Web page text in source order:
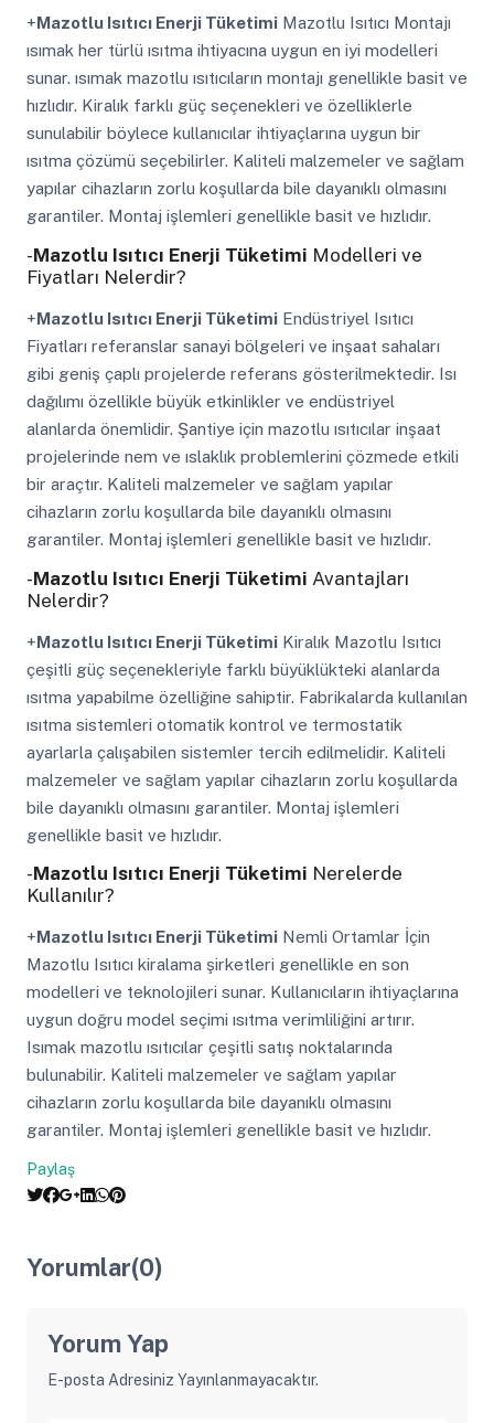
+Mazotlu Isıtıcı Enerji TüketimiMazotlu Isıtıcı Montajı
ısımak her türlü ısıtma ihtiyacına uygun en iyi modelleri
sunar. ısımak mazotlu ısıtıcıların montajı genellikle basit ve
hızlıdır. Kiralık farklı güç seçenekleri ve özelliklerle
sunulabilir böylece kullanıcılar ihtiyaçlarına uygun bir
ısıtma çözümü seçebilirler. Kaliteli malzemeler ve sağlam
yapılar cihazların zorlu koşullarda bile dayanıklı olmasını
garantiler. Montaj işlemleri genellikle basit ve hızlıdır.
-Mazotlu Isıtıcı Enerji Tüketimi Modelleri ve
Fiyatları Nelerdir?
+Mazotlu Isıtıcı Enerji TüketimiEndüstriyel Isıtıcı
Fiyatları referanslar sanayi bölgeleri ve inşaat sahaları
gibi geniş çaplı projelerde referans gösterilmektedir. Isı
dağılımı özellikle büyük etkinlikler ve endüstriyel
alanlarda önemlidir. Şantiye için mazotlu ısıtıcılar inşaat
projelerinde nem ve ıslaklık problemlerini çözmede etkili
bir araçtır. Kaliteli malzemeler ve sağlam yapılar
cihazların zorlu koşullarda bile dayanıklı olmasını
garantiler. Montaj işlemleri genellikle basit ve hızlıdır.
-Mazotlu Isıtıcı Enerji Tüketimi Avantajları
Nelerdir?
+Mazotlu Isıtıcı Enerji TüketimiKiralık Mazotlu Isıtıcı
çeşitli güç seçenekleriyle farklı büyüklükteki alanlarda
ısıtma yapabilme özelliğine sahiptir. Fabrikalarda kullanılan
ısıtma sistemleri otomatik kontrol ve termostatik
ayarlarla çalışabilen sistemler tercih edilmelidir. Kaliteli
malzemeler ve sağlam yapılar cihazların zorlu koşullarda
bile dayanıklı olmasını garantiler. Montaj işlemleri
genellikle basit ve hızlıdır.
-Mazotlu Isıtıcı Enerji Tüketimi Nerelerde
Kullanılır?
+Mazotlu Isıtıcı Enerji TüketimiNemli Ortamlar İçin
Mazotlu Isıtıcı kiralama şirketleri genellikle en son
modelleri ve teknolojileri sunar. Kullanıcıların ihtiyaçlarına
uygun doğru model seçimi ısıtma verimliliğini artırır.
Isımak mazotlu ısıtıcılar çeşitli satış noktalarında
bulunabilir. Kaliteli malzemeler ve sağlam yapılar
cihazların zorlu koşullarda bile dayanıklı olmasını
garantiler. Montaj işlemleri genellikle basit ve hızlıdır.
Paylaş
Yorumlar(0)
Yorum Yap
E-posta Adresiniz Yayınlanmayacaktır.